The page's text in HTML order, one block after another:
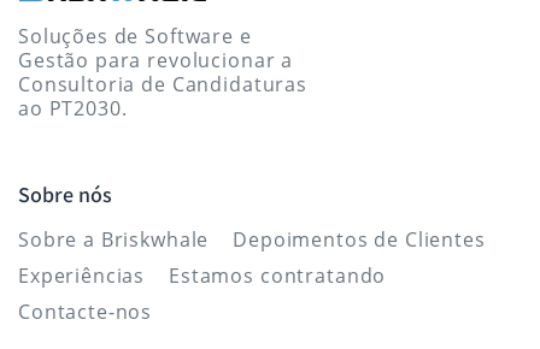
Soluções de Software e
Gestão para revolucionar a
Consultoria de Candidaturas
ao PT2030.
Sobre nós
Sobre a Briskwhale
Depoimentos de Clientes
Experiências
Estamos contratando
Contacte-nos